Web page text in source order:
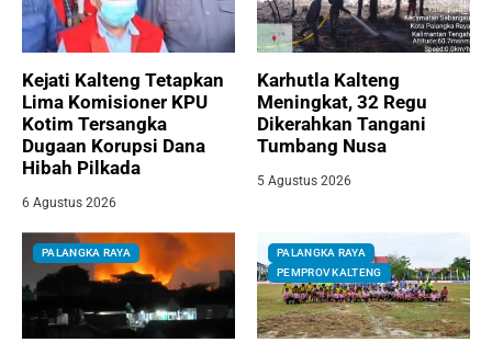
Kejati Kalteng Tetapkan
Lima Komisioner KPU
Kotim Tersangka
Dugaan Korupsi Dana
Hibah Pilkada
6 Agustus 2026
Karhutla Kalteng
Meningkat, 32 Regu
Dikerahkan Tangani
Tumbang Nusa
5 Agustus 2026
PALANGKA RAYA
PALANGKA RAYA
PEMPROV KALTENG